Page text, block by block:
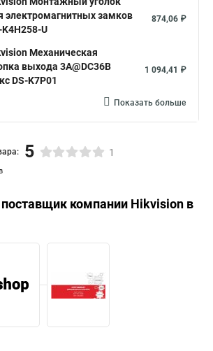
электромагнитных замков
K4H258-U
874,06 ₽
Механическая
выхода 3A@DC36В
DS-K7P01
1 094,41 ₽
Показать больше
5 1
компании Hikvision в